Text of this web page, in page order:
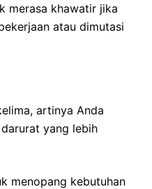
merasa khawatir jika
atau dimutasi
artinya Anda
yang lebih
menopang kebutuhan